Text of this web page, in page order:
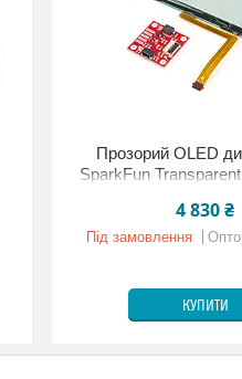
Прозорий OLED
SparkFun
4 830 ₴
Під замовлення
КУПИТИ